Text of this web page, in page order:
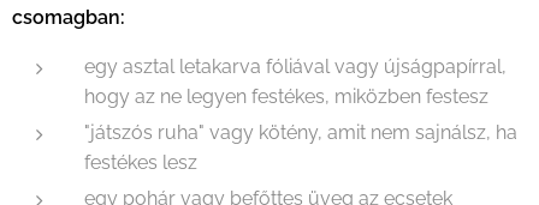
csomagban:
egy asztal letakarva fóliával vagy újságpapírral,
hogy az ne legyen festékes, miközben festesz
"játszós ruha" vagy kötény, amit nem sajnálsz, ha
festékes lesz
egy pohár vagy befőttes üveg az ecsetek